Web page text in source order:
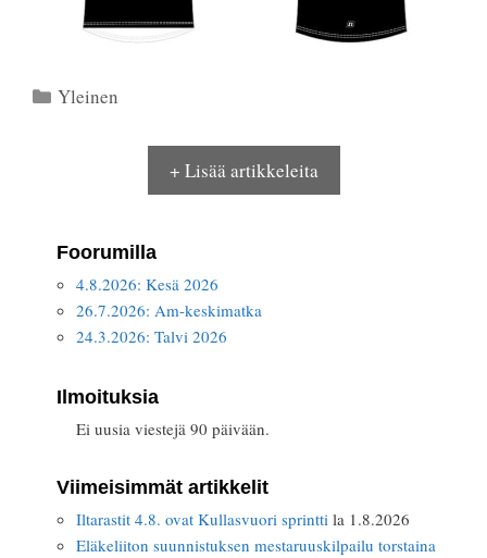
Kategoriat
Yleinen
+ Lisää artikkeleita
Foorumilla
4.8.2026: Kesä 2026
26.7.2026: Am-keskimatka
24.3.2026: Talvi 2026
Ilmoituksia
Ei uusia viestejä 90 päivään.
Viimeisimmät artikkelit
Iltarastit 4.8. ovat Kullasvuori sprintti la 1.8.2026
Eläkeliiton suunnistuksen mestaruuskilpailu torstaina